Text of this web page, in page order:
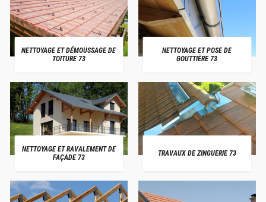
NETTOYAGE ET DÉMOUSSAGE DE
TOITURE 73
NETTOYAGE ET POSE DE
GOUTTIÈRE 73
NETTOYAGE ET RAVALEMENT DE
FAÇADE 73
TRAVAUX DE ZINGUERIE 73